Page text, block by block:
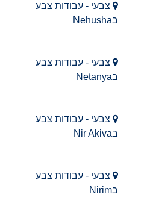
צבעי - עבודות צבע
בNehusha
צבעי - עבודות צבע
בNetanya
צבעי - עבודות צבע
בNir Akiva
צבעי - עבודות צבע
בNirim